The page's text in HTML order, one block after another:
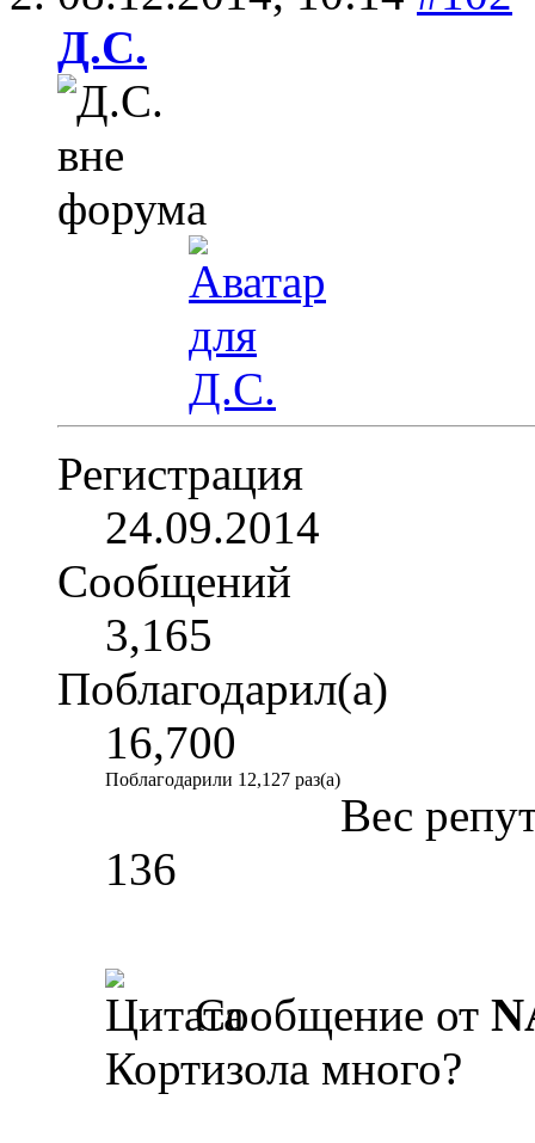
Д.С.
Регистрация
24.09.2014
Сообщений
3,165
Поблагодарил(а)
16,700
Поблагодарили 12,127 раз(а)
Вес
136
Сообщение от
Кортизола много?